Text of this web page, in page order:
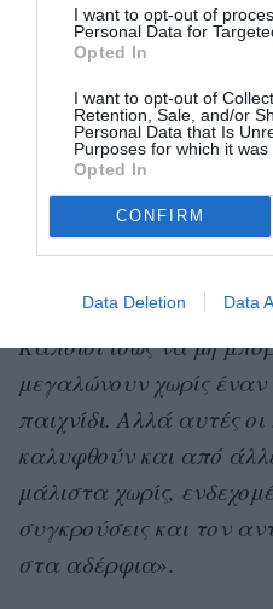
I want to opt-out of
Personal Data for
Opted In
I want to opt-out of
Retention, Sale, and/or
Personal Data that Is
Purposes for which it was
Opted In
CONFIRM
Data Deletion Data
ηλικία (αν κάνουμε
λυγίζουν από το κόστος
αλλά και από τη
καθημερινά τον χρόνο
χρειάζονται.
Φυσικά, όπως
σχέσεις είναι
Κάποιοι ίσως να μη
μεγαλώνουν χωρίς
παιχνίδι. Αλλά αυτές
καλυφθούν και από
μάλιστα χωρίς,
συγκρούσεις και τον
στα αδέρφια».